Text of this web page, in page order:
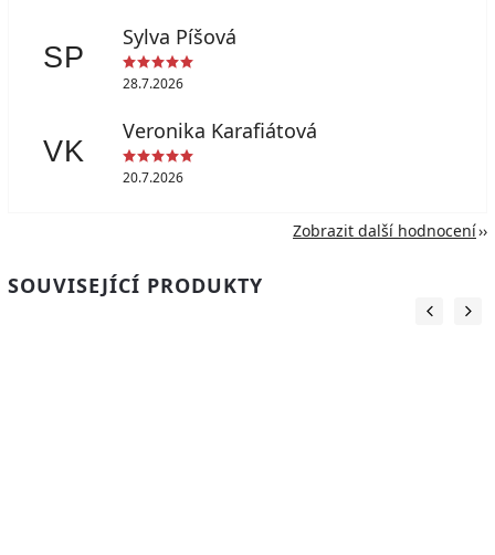
SP
Sylva Píšová
28.7.2026
VK
Veronika Karafiátová
20.7.2026
Zobrazit další hodnocení
SOUVISEJÍCÍ PRODUKTY